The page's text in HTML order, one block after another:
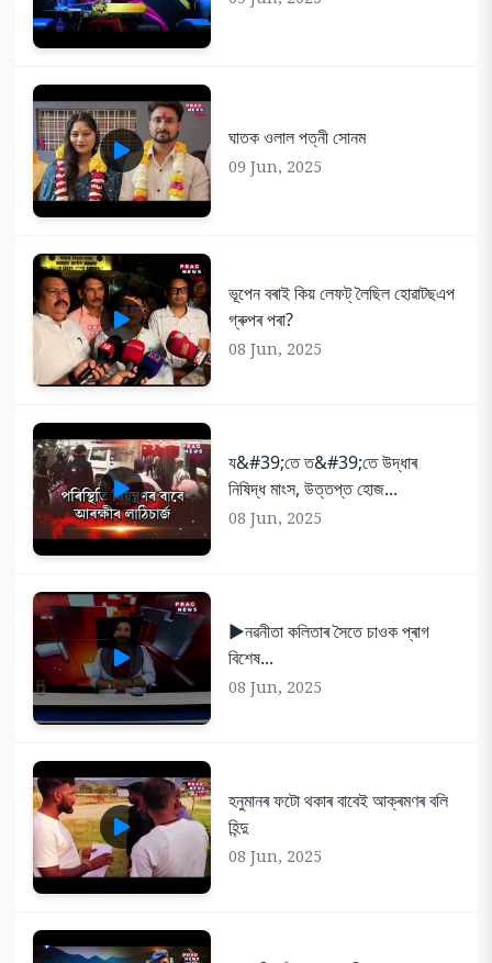
ঘাতক ওলাল পত্নী সোনম
09 Jun, 2025
ভূপেন বৰাই কিয় লেফট্ লৈছিল হোৱাটছএপ
গ্ৰুপৰ পৰা?
08 Jun, 2025
য&#39;তে ত&#39;তে উদ্ধাৰ
নিষিদ্ধ মাংস, উত্তপ্ত হোজ...
08 Jun, 2025
▶️নৱনীতা কলিতাৰ সৈতে চাওক প্ৰাগ
বিশেষ...
08 Jun, 2025
হনুমানৰ ফটো থকাৰ বাবেই আক্ৰমণৰ বলি
হিন্দু
08 Jun, 2025